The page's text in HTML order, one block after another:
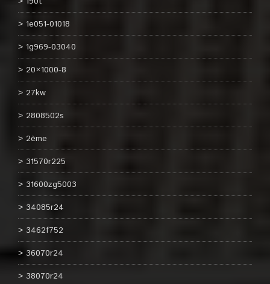
1e051-01018
1g969-03040
20×1000-8
27kw
2808502s
2ème
31570r225
31600zg5003
34085r24
3462f752
36070r24
38070r24